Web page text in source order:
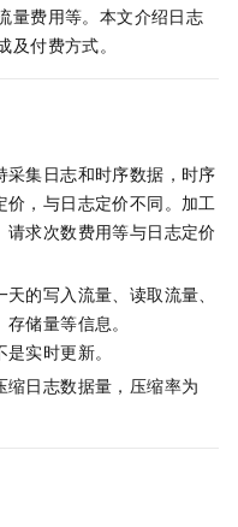
量费用等。本文介绍日志
付费方式。
采集日志和时序数据，时序
，与日志定价不同。加工
求次数费用等与日志定价
天的写入流量、读取流量、
储量等信息。
实时更新。
缩日志数据量，压缩率为